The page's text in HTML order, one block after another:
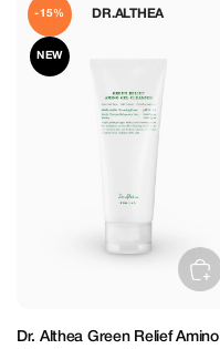
DR.ALTHEA
-15%
NEW
Dr. Althea Green Relief Amino